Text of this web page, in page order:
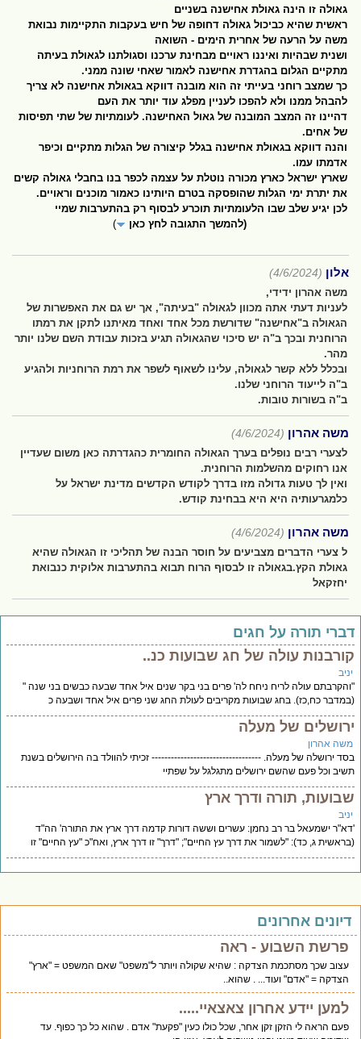
גאולה זו הינה גאולת אחישנה בשניים
ראשית שהיא כביכול גאולה דחופה של חיש בעקבות התקיימות נבואת
משה על הרעה של אחרית הימים - השואה
ושנית שבהיות ואיננו ראויים מבחינת ערכנו וסגולתנו לגאולת בעיתה
מתקיים הגלום בהגדרת אחישנה לאמור שאחי שונה ממני.
כך שמצב רוחני בעייתי זה הוא מובנה דווקא בגאולת אחישנה לא צריך
להבהל ממנו ולא להפכו לעניין מפלג עוד יותר את העם
דהיינו זה המצב המובנה של גאול האחישנה. לעומתיות של שתי תפיסות
של אחים.
והנה דווקא בגאולת אחישנה בגלל קיצורה של הגלות מתקיים וכיפר
אדמתו עמו.
שארץ ישראל כארץ מכורה נוטלת על עצמה לכפר בנו בחבלי גאולה קשים
את יתרת ימי הגלות שהופסקה בטרם היותינו כאמור מוכנים וראויים.
לכן יגיע שלב שבו הלעומתיות תוכרע לבסוף רק בהתערבות שמיי
(להמשך התגובה לחץ כאן
אלון (4/6/2024)
משה אהרון ידידי,
לעניות דעתי אתה מכוון לגאולה "בעיתה", אך יש גם את האפשרות של
הגאולה ב"אחישנה" שדורשת מכל אחד ואחד מאיתנו לתקן את רמתו
הרוחנית ובכך ב"ה יש סיכוי שהגאולה תגיע בזכות עבודת השם שלנו יותר
מהר.
ובכלל ללא קשר לגאולה, עלינו לשאוף לשפר את רמת הרוחניות ולהגיע
ב"ה לייעוד הרוחני שלנו.
ב"ה בשורות טובות.
משה אהרון (4/6/2024)
לצערי רבים נופלים בערך הגאולה החומרית כהגדרתה כאן משום שעדיין
אנו רחוקים מהשלמות הרוחנית.
ואין לך טעות גדולה מזו בדרך לקודש הקדשים מדינת ישראל על
כלמגרעותיה היא היא בבחינת קודש.
משה אהרון (4/6/2024)
ל צערי הדברים מצביעים על חוסר הבנה של תהליכי זו הגאולה שהיא
גאולת הקץ.בגאולה זו לבסוף הרוח תבוא בהתערבות אלוקית כנבואת
יחזקאל
תורה על חגים
עולה של חג שבועות כנ..
עולה לריח ניחח לה' פרים בני בקר שנים איל אחד שבעה כבשים בני שנה "
כח,כז). בחג שבועות מקריבים לעולת החג שני פרים איל אחד ושבעה כ
של מעלה
אהרון
ירושלה של מעלה. ---------------‐---‐-------------- זכיתי להוולד בה הירושלים בשנת
וכל פעם שהשם ירושלים מתגלגל על שפתיי
תורה ודרך ארץ
ישמעאל בר רב נחמן: עשרים וששה דורות קדמה דרך ארץ את התורה' הה"ד
ג, כד): "לשמור את דרך עץ החיים"; "דרך" זו דרך ארץ, ואח"כ "עץ החיים" זו
אחרונים
פרשת השבוע - ראה
עצוב שכך מסתכמת הצדקה : שהיא שקולה ויותר ל"משפט" שאם המשפט = "ארץ"
הצדקה = "אדם" ועוד... . שהוא..
למען יידע אחרון צאצאיי.....
פעם הראה לי הזקן זקן אחר, שכל כולו כעין "פקעת" אדם . שהוא כל כך כפוף. עד